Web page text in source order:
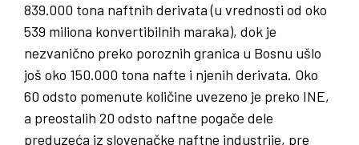
839.000 tona naftnih derivata (u vrednosti od oko
539 miliona konvertibilnih maraka), dok je
nezvanično preko poroznih granica u Bosnu ušlo
još oko 150.000 tona nafte i njenih derivata. Oko
60 odsto pomenute količine uvezeno je preko INE,
a preostalih 20 odsto naftne pogače dele
preduzeća iz slovenačke naftne industrije, pre